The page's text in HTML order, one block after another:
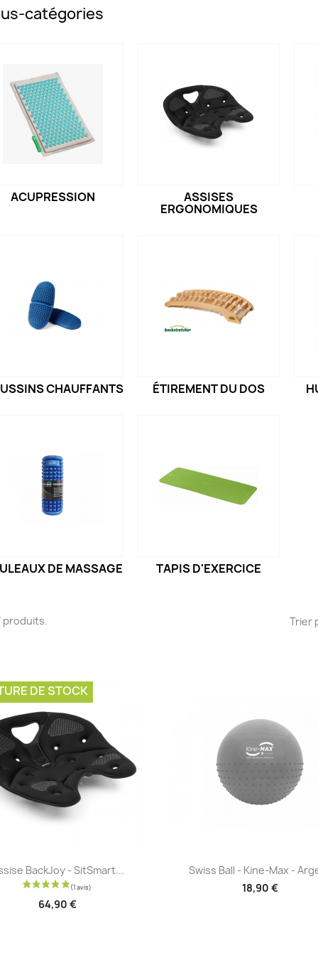
catégories
ACUPRESSION ASSISES
ERGONOMIQUES
CHAUFFANTS ÉTIREMENT DU DOS
DE MASSAGE TAPIS D'EXERCICE
produits. Trier
 Aperçu rapide
BackJoy - SitSmart...
64,90 €
DE STOCK
Aperçu rapide
Swiss Ball - Kine-Max -
18,90 €